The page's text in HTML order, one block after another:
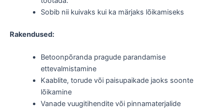
Sobib nii kuivaks kui ka märjaks lõikamiseks
Rakendused:
Betoonpõranda pragude parandamise
ettevalmistamine
Kaablite, torude või paisupaikade jaoks soonte
lõikamine
Vanade vuugitihendite või pinnamaterjalide